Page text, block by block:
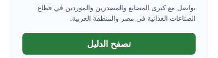
تواصل مع كبرى المصانع والمصدرين والموردين في قطاع
الصناعات الغذائية في مصر والمنطقة العربية.
تصفح الدليل